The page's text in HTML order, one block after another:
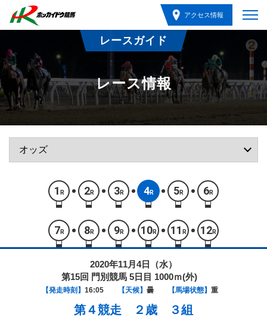
アクセス情報
レースガイド
レース情報
1 R 2R 3R 4R 5R 6R
7 R 8R 9R 10R 11 R 12R
2020年11月4日（水）
第15回 門別競馬 5日目 1000ｍ(外)
【発走時刻】 16:05 【天候】 曇 【馬場状態】 重
第４競走 ２歳 ３組